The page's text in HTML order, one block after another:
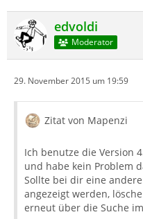
edvoldi
Moderator
29. November 2015 um 19:59
Zitat von Mapenzi
Ich benutze die Version
und habe kein Problem
Sollte bei dir eine
angezeigt werden,
erneut über die Suche